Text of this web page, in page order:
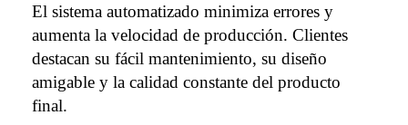
El sistema automatizado minimiza errores y
aumenta la velocidad de producción. Clientes
destacan su fácil mantenimiento, su diseño
amigable y la calidad constante del producto
final.